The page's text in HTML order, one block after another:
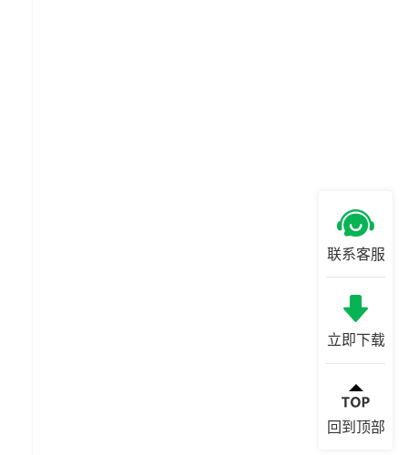
联系客服
立即下载
回到顶部